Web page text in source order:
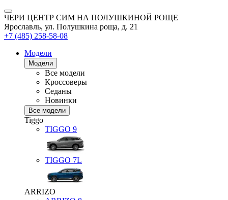
ЧЕРИ ЦЕНТР СИМ НА ПОЛУШКИНОЙ РОЩЕ
Ярославль, ул. Полушкина роща, д. 21
+7 (485) 258-58-08
Модели
Модели
Все модели
Кроссоверы
Седаны
Новинки
Все модели
Tiggo
TIGGO 9
TIGGO 7L
ARRIZO